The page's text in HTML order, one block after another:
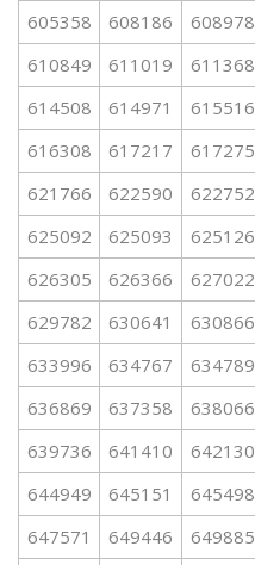
605358 608186 608978
610849
611019 611368
614508
614971 615516
616308
617217 617275
621766
622590 622752
625092
625093 625126
626305
626366 627022
629782
630641 630866
633996
634767 634789
636869
637358 638066
639736
641410 642130
644949
645151 645498
647571
649446 649885